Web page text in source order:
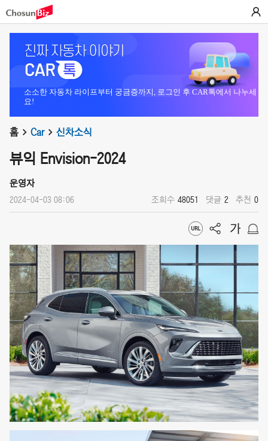
소소한 자동차 라이프부터 궁금증까지, 로그인 후 CAR톡에서 나누세
요!
홈 Car 신차소식
뷰익 Envision-2024
운영자
2024-04-03 08:06 조회수 48051 댓글 2 추천 0